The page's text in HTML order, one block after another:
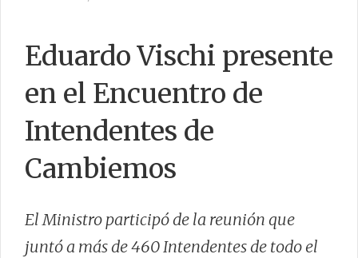
Eduardo Vischi presente
en el Encuentro de
Intendentes de
Cambiemos
El Ministro participó de la reunión que
juntó a más de 460 Intendentes de todo el